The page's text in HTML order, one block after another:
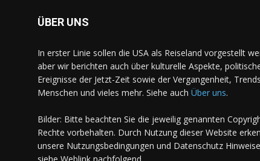
ÜBER UNS
In erster Linie sollen die USA als Reiseland vorgestellt
aber wir berichten auch über kulturelle Aspekte,
Ereignisse der Jetzt-Zeit sowie der Vergangenheit,
Menschen und vieles mehr. Siehe auch Über uns.
Bilder: Bitte beachten Sie die jeweilig genannten
Rechte vorbehalten. Durch Nutzung dieser Website
unsere Nutzungsbedingungen und Datenschutz